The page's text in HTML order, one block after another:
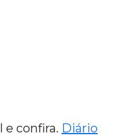
e confira. Diário